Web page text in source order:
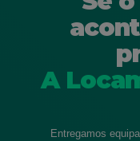
A
Entregamos